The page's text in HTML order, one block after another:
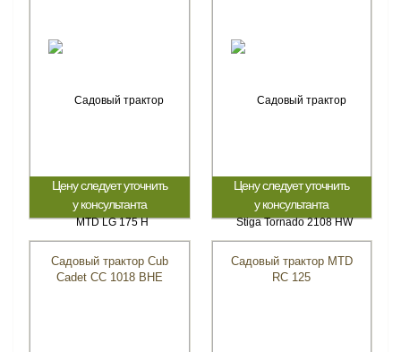
Цену следует уточнить
у консультанта
Цену следует уточнить
у консультанта
Садовый трактор Cub
Cadet CC 1018 BHE
Садовый трактор MTD
RC 125